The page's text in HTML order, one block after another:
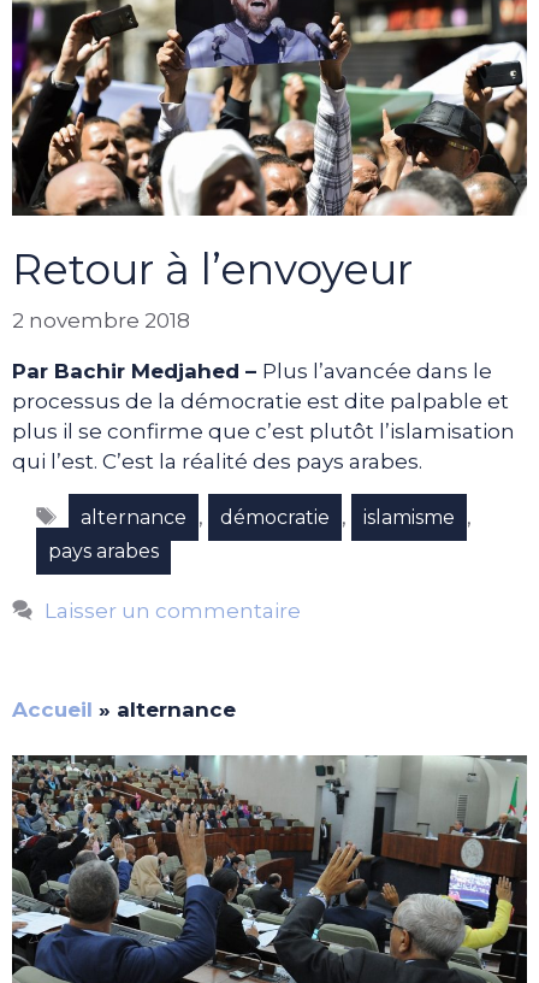
Retour à l’envoyeur
2 novembre 2018
Par Bachir Medjahed – Plus l’avancée dans le
processus de la démocratie est dite palpable et
plus il se confirme que c’est plutôt l’islamisation
qui l’est. C’est la réalité des pays arabes.
Étiquettes
alternance , démocratie , islamisme ,
pays arabes
Laisser un commentaire
Accueil » alternance